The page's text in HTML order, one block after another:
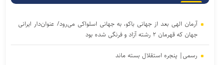
آرمان الهی بعد از جهانی باکو، به جهانی اسلواکی می‌رود/ عنوان‌دار ایرانی
جهان که قهرمان ۲ رشته آزاد و فرنگی شده بود
رسمی| پنجره استقلال بسته ماند